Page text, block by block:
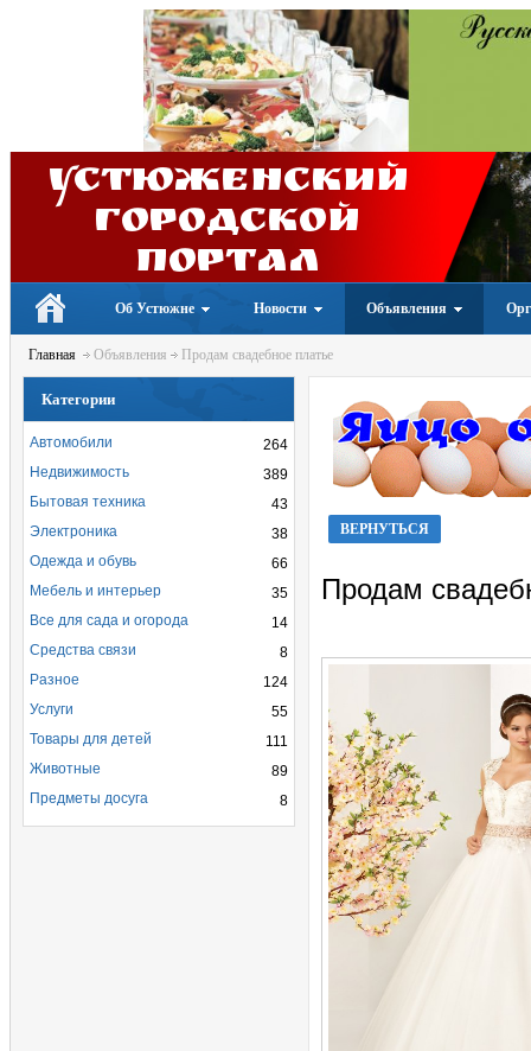
Устюженский
Городской
портал
Об Устюжне Новости Объявления
Главная Объявления Продам свадебное платье
ВЕРНУТЬСЯ
Продам
Категории
264
Автомобили
389
Недвижимость
43
Бытовая техника
38
Электроника
66
Одежда и обувь
35
Мебель и интерьер
14
Все для сада и огорода
8
Средства связи
124
Разное
55
Услуги
111
Товары для детей
89
Животные
8
Предметы досуга